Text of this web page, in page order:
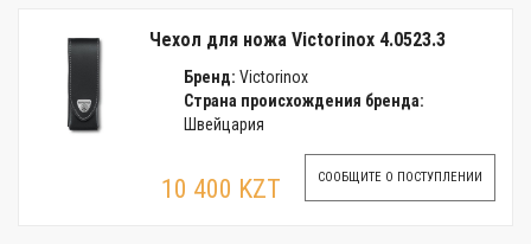
Чехол для ножа Victorinox 4.0523.3
Бренд: Victorinox
Страна происхождения бренда:
Швейцария
10 400 KZT СООБЩИТЕ О ПОСТУПЛЕНИИ